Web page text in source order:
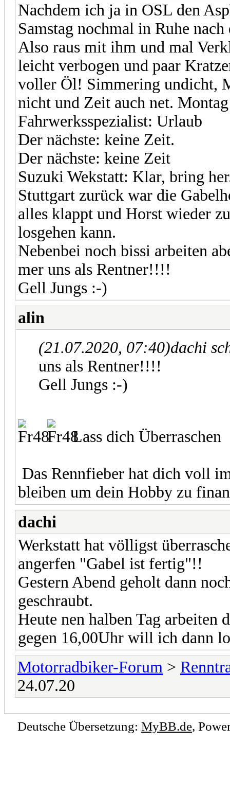
Nachdem ich ja in OSL den
Samstag nochmal in Ruhe
Also raus mit ihm und mal
leicht verbogen und paar
voller Öl! Simmering undicht,
nicht und Zeit auch net.
Fahrwerksspezialist: Urlaub
Der nächste: keine Zeit.
Der nächste: keine Zeit
Suzuki Wekstatt: Klar, bring
Stuttgart zurück war die
alles klappt und Horst wieder
losgehen kann.
Nebenbei noch bissi arbeiten
mer uns als Rentner!!!!
Gell Jungs :-)
alin
(21.07.2020, 07:40)dachi
uns als Rentner!!!!
Gell Jungs :-)
Lass dich
Das Rennfieber hat dich voll
bleiben um dein Hobby zu
dachi
Werkstatt hat völligst
angerfen "Gabel ist fertig"!!
Gestern Abend geholt dann
geschraubt.
Heute nen halben Tag arbeiten
gegen 16,00Uhr will ich dann
Motorradbiker-Forum >
24.07.20
Deutsche Übersetzung: MyBB.de,